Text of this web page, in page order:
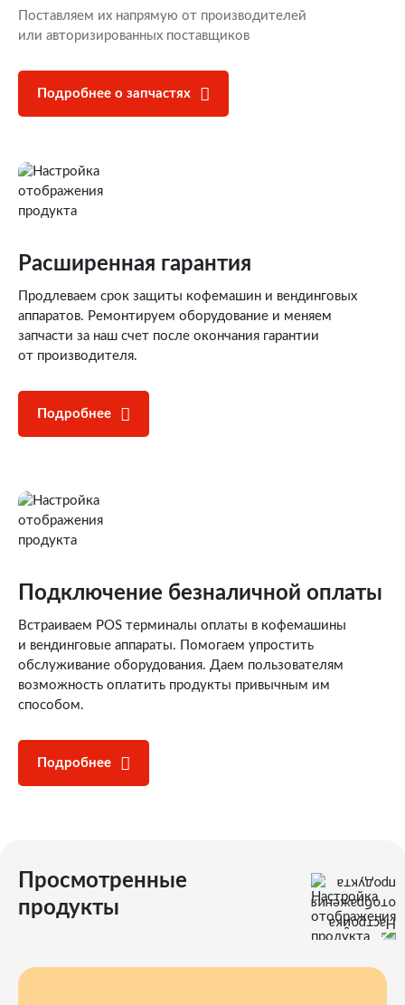
Поставляем их напрямую от производителей
или авторизированных поставщиков
Подробнее о запчастях
Расширенная гарантия
Продлеваем срок защиты кофемашин и вендинговых
аппаратов. Ремонтируем оборудование и меняем
запчасти за наш счет после окончания гарантии
от производителя.
Подробнее
Подключение безналичной оплаты
Встраиваем POS терминалы оплаты в кофемашины
и вендинговые аппараты. Помогаем упростить
обслуживание оборудования. Даем пользователям
возможность оплатить продукты привычным им
способом.
Подробнее
Просмотренные
продукты